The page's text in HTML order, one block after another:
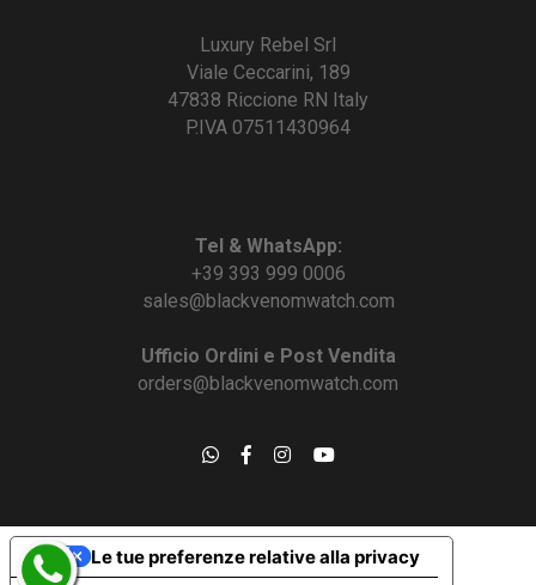
Luxury Rebel Srl
Viale Ceccarini, 189
47838 Riccione RN Italy
P.IVA 07511430964
Tel & WhatsApp:
+39 393 999 0006
sales@blackvenomwatch.com
Ufficio Ordini e Post Vendita
orders@blackvenomwatch.com
Le tue preferenze relative alla privacy